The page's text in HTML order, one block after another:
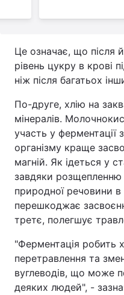
Це означає, що після
рівень цукру в крові
ніж після багатьох
По-друге, хлію на
мінералів.
участь у ферментації
організму краще
магній. Як ідеться у
завдяки розщепленню
природної речовини в
перешкоджає
третє, полегшує
"Ферментація робить
перетравлення та
вуглеводів, що може
деяких людей", -